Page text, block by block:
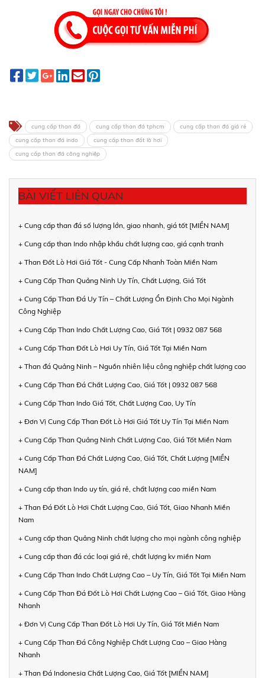
cung cấp than đá cung cấp than đá tphcm
cung cấp than đá giá rẻ
cung cấp than đá indo
cung cấp than đốt lò hơi
cung cấp than đá công nghiệp
BÀI VIẾT LIÊN QUAN
+ Cung cấp than đá số lượng lớn, giao nhanh, giá tốt [MIỀN NAM]
+ Cung cấp than Indo nhập khẩu chất lượng cao, giá cạnh tranh
+ Than Đốt Lò Hơi Giá Tốt - Cung Cấp Nhanh Toàn Miền Nam
+ Cung Cấp Than Quảng Ninh Uy Tín, Chất Lượng, Giá Tốt
+ Cung Cấp Than Đá Uy Tín – Chất Lượng Ổn Định Cho Mọi Ngành
Công Nghiệp
+ Cung Cấp Than Indo Chất Lượng Cao, Giá Tốt | 0932 087 568
+ Cung Cấp Than Đốt Lò Hơi Uy Tín, Giá Tốt Tại Miền Nam
+ Than đá Quảng Ninh – Nguồn nhiên liệu công nghiệp chất lượng cao
+ Cung Cấp Than Đá Chất Lượng Cao, Giá Tốt | 0932 087 568
+ Cung Cấp Than Indo Giá Tốt, Chất Lượng Cao, Uy Tín
+ Đơn Vị Cung Cấp Than Đốt Lò Hơi Giá Tốt Uy Tín Tại Miền Nam
+ Cung Cấp Than Quảng Ninh Chất Lượng Cao, Giá Tốt Miền Nam
+ Cung Cấp Than Đá Chất Lượng Cao, Giá Tốt, Chất Lượng [MIỀN
NAM]
+ Cung cấp than Indo uy tín, giá rẻ, chất lượng cao miền Nam
+ Than Đá Đốt Lò Hơi Chất Lượng Cao, Giá Tốt, Giao Nhanh Miền
Nam
+ Cung cấp than Quảng Ninh chất lượng cho mọi ngành công nghiệp
+ Cung cấp than đá các loại giá rẻ, chất lượng kv miền Nam
+ Cung Cấp Than Indo Chất Lượng Cao – Uy Tín, Giá Tốt Tại Miền Nam
+ Cung Cấp Than Đá Đốt Lò Hơi Chất Lượng Cao – Giá Tốt, Giao Hàng
Nhanh
+ Đơn Vị Cung Cấp Than Đốt Lò Hơi Uy Tín, Giá Tốt Miền Nam
+ Cung Cấp Than Đá Công Nghiệp Chất Lượng Cao – Giao Hàng
Nhanh
+ Than Đá Indonesia Chất Lượng Cao, Giá Tốt [MIỀN NAM]